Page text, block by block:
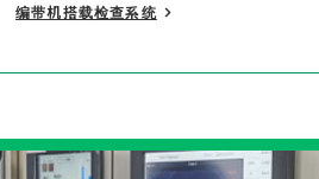
编带机搭载检查系统